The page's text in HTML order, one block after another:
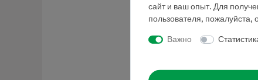
сайт и ваш опыт. Для
пользователя, пожалуйста,
Важно